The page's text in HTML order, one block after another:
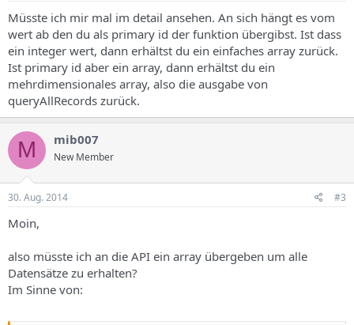
Müsste ich mir mal im detail ansehen. An sich hängt es vom
wert ab den du als primary id der funktion übergibst. Ist dass
ein integer wert, dann erhältst du ein einfaches array zurück.
Ist primary id aber ein array, dann erhältst du ein
mehrdimensionales array, also die ausgabe von
queryAllRecords zurück.
M mib007
New Member
30. Aug. 2014 #3
Moin,
also müsste ich an die API ein array übergeben um alle
Datensätze zu erhalten?
Im Sinne von: